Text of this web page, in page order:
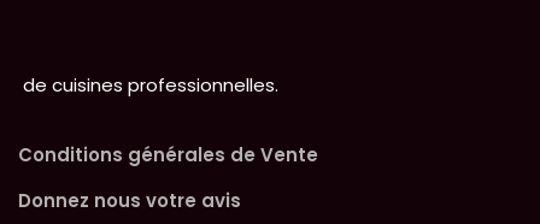
de cuisines professionnelles.
Conditions générales de Vente
Donnez nous votre avis